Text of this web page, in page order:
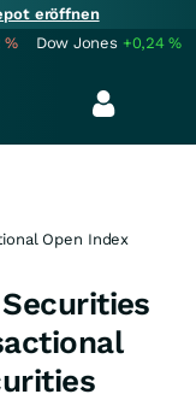
eröffnen
% Dow Jones +0,24%
Open Index